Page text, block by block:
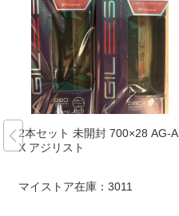
2本セット 未開封 700×28 AG-A
X アジリスト
マイストア在庫： 3011